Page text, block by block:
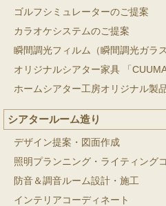
ゴルフシミュレーターのご提案
カラオケシステムのご提案
瞬間調光フィルム（瞬間調光ガラス
オリジナルシアター家具 「CUUMA
ホームシアター工房オリジナル製
シアタールーム造り
デザイン提案・図面作成
照明プランニング・ライティング
防音＆調音ルーム設計・施工
インテリアコーディネート